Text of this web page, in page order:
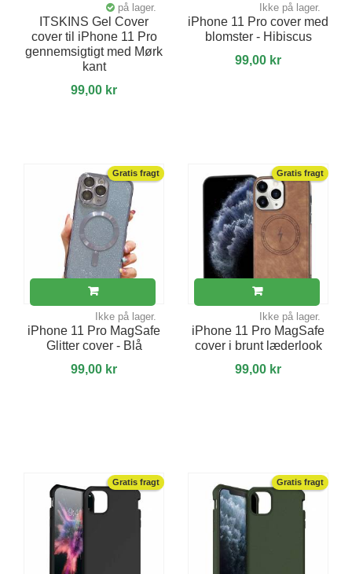
på lager.
ITSKINS Gel Cover
cover til iPhone 11 Pro
gennemsigtigt med Mørk
kant
99,00 kr
Ikke på lager.
iPhone 11 Pro cover med
blomster - Hibiscus
99,00 kr
Gratis fragt
Ikke på lager.
iPhone 11 Pro MagSafe
Glitter cover - Blå
99,00 kr
Gratis fragt
Ikke på lager.
iPhone 11 Pro MagSafe
cover i brunt læderlook
99,00 kr
Gratis fragt Gratis fragt